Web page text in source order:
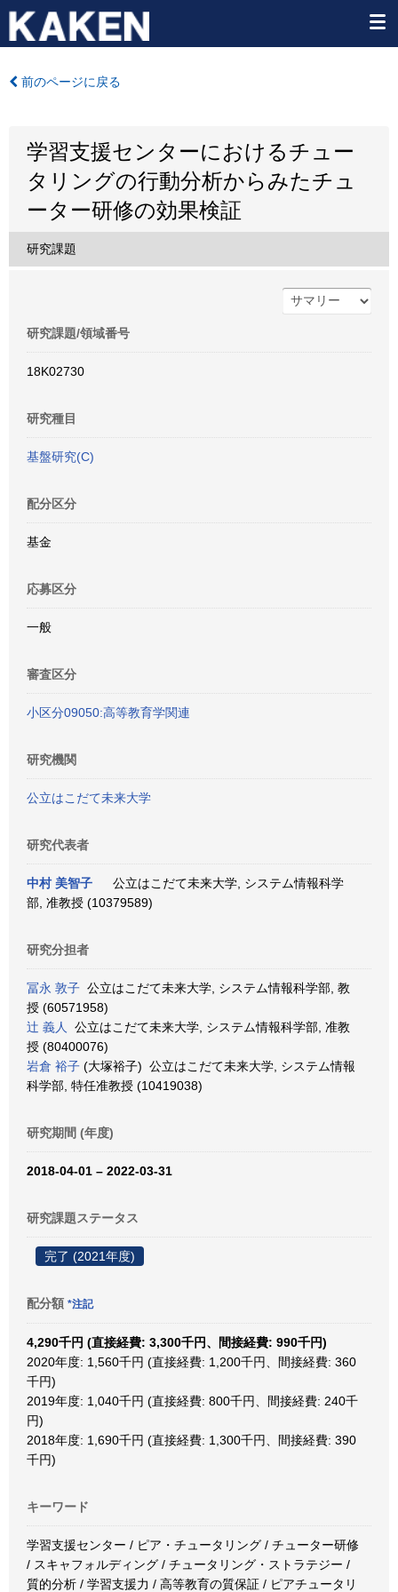
前のページに戻る
学習支援センターにおけるチュー
タリングの行動分析からみたチュ
ーター研修の効果検証
研究課題
研究課題/領域番号
18K02730
研究種目
基盤研究(C)
配分区分
基金
応募区分
一般
審査区分
小区分09050:高等教育学関連
研究機関
公立はこだて未来大学
研究代表者
中村 美智子
公立はこだて未来大学, システム情報科学
部, 准教授 (10379589)
研究分担者
冨永 敦子 公立はこだて未来大学, システム情報科学部, 教
授 (60571958)
辻 義人
公立はこだて未来大学, システム情報科学部, 准教
授 (80400076)
岩倉 裕子 (大塚裕子) 公立はこだて未来大学, システム情報
科学部, 特任准教授 (10419038)
研究期間 (年度)
2018-04-01 – 2022-03-31
研究課題ステータス
完了 (2021年度)
配分額 *注記
4,290千円 (直接経費: 3,300千円、間接経費: 990千円)
2020年度: 1,560千円 (直接経費: 1,200千円、間接経費: 360
千円)
2019年度: 1,040千円 (直接経費: 800千円、間接経費: 240千
円)
2018年度: 1,690千円 (直接経費: 1,300千円、間接経費: 390
千円)
キーワード
学習支援センター / ピア・チュータリング / チューター研修
/ スキャフォルディング / チュータリング・ストラテジー /
質的分析 / 学習支援力 / 高等教育の質保証 / ピアチュータリ